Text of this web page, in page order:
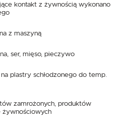
kontakt z żywnością wykonano
z maszyną
ser, mięso, pieczywo
plastry schłodzonego do temp.
zamrożonych, produktów
żywnościowych